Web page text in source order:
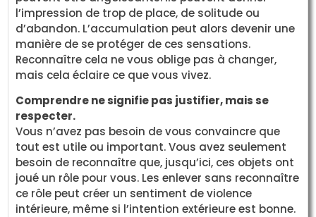
l’impression de trop de place, de solitude ou
d’abandon. L’accumulation peut alors devenir une
manière de se protéger de ces sensations.
Reconnaître cela ne vous oblige pas à changer,
mais cela éclaire ce que vous vivez.
Comprendre ne signifie pas justifier, mais se
respecter.
Vous n’avez pas besoin de vous convaincre que
tout est utile ou important. Vous avez seulement
besoin de reconnaître que, jusqu’ici, ces objets ont
joué un rôle pour vous. Les enlever sans reconnaître
ce rôle peut créer un sentiment de violence
intérieure, même si l’intention extérieure est bonne.